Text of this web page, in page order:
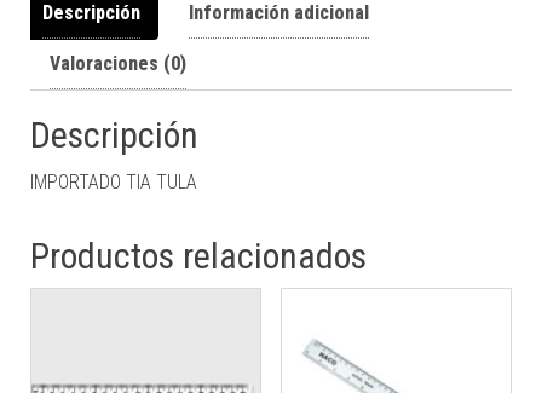
Descripción Información adicional
Valoraciones (0)
Descripción
IMPORTADO TIA TULA
Productos relacionados